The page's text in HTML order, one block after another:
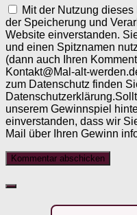
Mit der Nutzung
der Speicherung und
Website einverstanden.
und einen Spitznamen
(dann auch Ihren
Kontakt@Mal-alt-
zum Datenschutz finden
unserem Gewinnspiel
einverstanden, dass wir
Mail über Ihren Gewinn